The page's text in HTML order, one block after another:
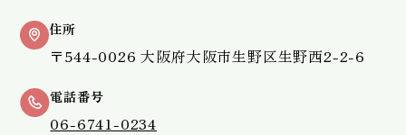
住所
〒544-0026 大阪府大阪市生野区生野西2-2-6
電話番号
06-6741-0234